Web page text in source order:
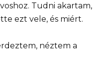
Tudni akartam,
ezt vele, és miért.
néztem a